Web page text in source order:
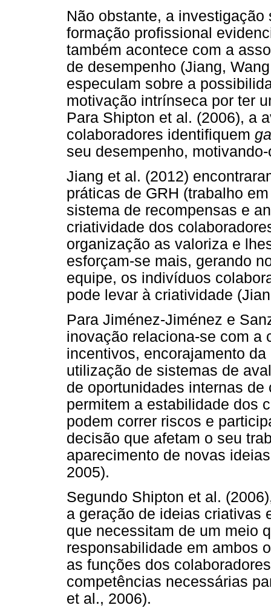
Não obstante, a
formação profissional
também acontece com a
de desempenho (Jiang,
especulam sobre a
motivação intrínseca por ter
Para Shipton et al. (2006), a
colaboradores identifiquem
seu desempenho,
Jiang et al. (2012)
práticas de GRH (trabalho
sistema de recompensas e
criatividade dos
organização as valoriza e
esforçam-se mais, gerando
equipe, os indivíduos
pode levar à criatividade
Para Jiménez-Jiménez e
inovação relaciona-se com a
incentivos, encorajamento
utilização de sistemas de
de oportunidades internas
permitem a estabilidade dos
podem correr riscos e
decisão que afetam o seu
aparecimento de novas
2005).
Segundo Shipton et al.
a geração de ideias criativas
que necessitam de um meio
responsabilidade em ambos
as funções dos
competências necessárias
et al., 2006).